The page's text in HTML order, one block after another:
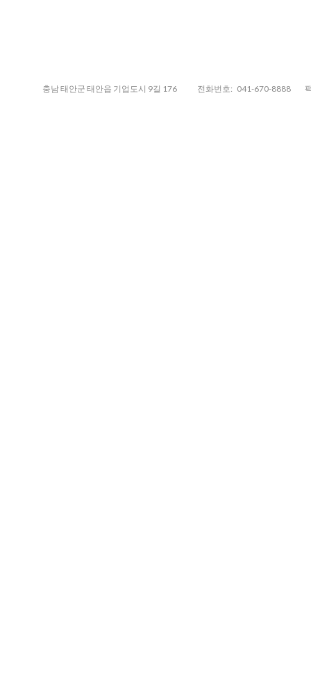
충남 태안군 태안읍 기업도시 9길 176 전화번호: 041-670-8888